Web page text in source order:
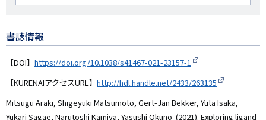
者
書誌情報
【DOI】 https://doi.org/10.1038/s41467-021-23157-1
【KURENAIアクセスURL】 http://hdl.handle.net/2433/263135
Mitsugu Araki, Shigeyuki Matsumoto, Gert-Jan Bekker, Yuta Isaka,
Yukari Sagae, Narutoshi Kamiya, Yasushi Okuno (2021). Exploring ligand